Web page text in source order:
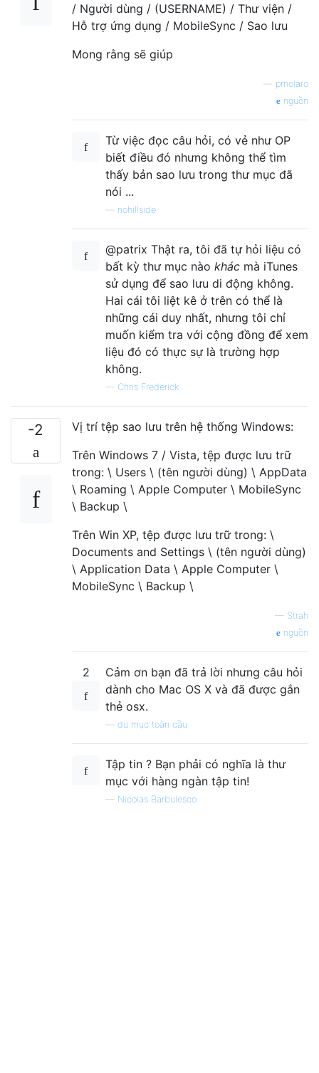
/ Người dùng / (USERNAME) / Thư viện /
Hỗ trợ ứng dụng / MobileSync / Sao lưu
Mong rằng sẽ giúp
pmolaro
nguồn
Từ việc đọc câu hỏi, có vẻ như OP
biết điều đó nhưng không thể tìm
thấy bản sao lưu trong thư mục đã
nói ...
nohillside
@patrix Thật ra, tôi đã tự hỏi liệu có
bất kỳ thư mục nào khác mà iTunes
sử dụng để sao lưu di động không.
Hai cái tôi liệt kê ở trên có thể là
những cái duy nhất, nhưng tôi chỉ
muốn kiểm tra với cộng đồng để xem
liệu đó có thực sự là trường hợp
không.
— Chris Frederick
-2
Vị trí tệp sao lưu trên hệ thống Windows:
Trên Windows 7 / Vista, tệp được lưu trữ
trong: \ Users \ (tên người dùng) \ AppData
\ Roaming \ Apple Computer \ MobileSync
\ Backup \
Trên Win XP, tệp được lưu trữ trong: \
Documents and Settings \ (tên người dùng)
\ Application Data \ Apple Computer \
MobileSync \ Backup \
— Strah
nguồn
2
Cảm ơn bạn đã trả lời nhưng câu hỏi
dành cho Mac OS X và đã được gắn
thẻ osx.
du mục toàn cầu
Tập tin ? Bạn phải có nghĩa là thư
mục với hàng ngàn tập tin!
— Nicolas Barbulesco